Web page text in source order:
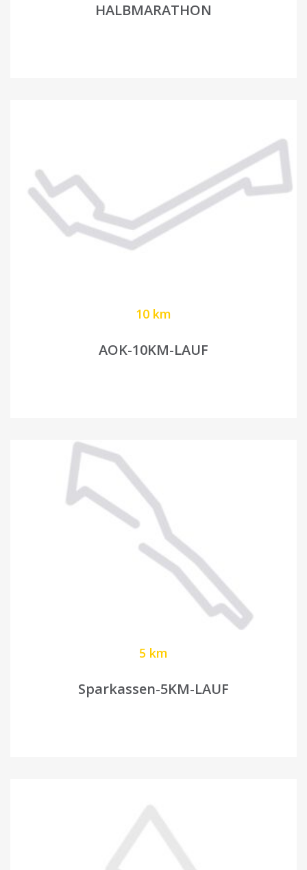
HALBMARATHON
10 km
AOK-10KM-LAUF
5 km
Sparkassen-5KM-LAUF